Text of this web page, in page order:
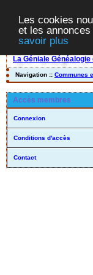
Les cookies
et les
savoir plus
La Géniale Généalogie
Navigation :: Communes
Accès membres
Connexion
Conditions d'accès
Contact